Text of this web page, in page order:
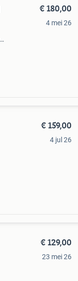
€ 180,00
4 mei 26
€ 159,00
4 jul 26
€ 129,00
23 mei 26